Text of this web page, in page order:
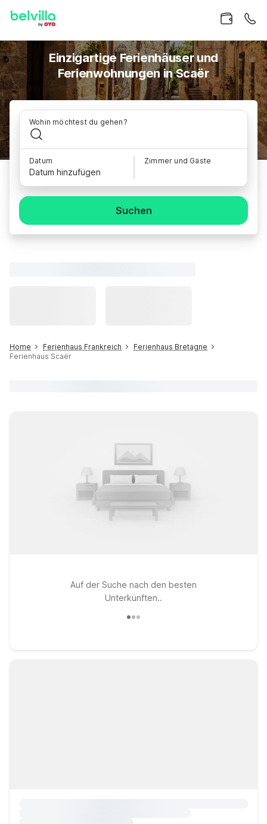
Einzigartige Ferienhäuser und
Ferienwohnungen in Scaër
Wohin möchtest du gehen?
Datum
Datum hinzufügen
Zimmer und Gäste
Suchen
Home Ferienhaus Frankreich
Ferienhaus Bretagne
Ferienhaus Scaër
Auf der Suche nach den besten
Unterkünften..